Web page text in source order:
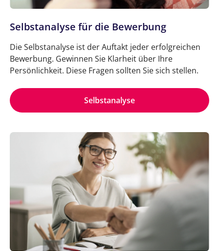
Selbstanalyse für die Bewerbung
Die Selbstanalyse ist der Auftakt jeder erfolgreichen
Bewerbung. Gewinnen Sie Klarheit über Ihre
Persönlichkeit. Diese Fragen sollten Sie sich stellen.
Selbstanalyse